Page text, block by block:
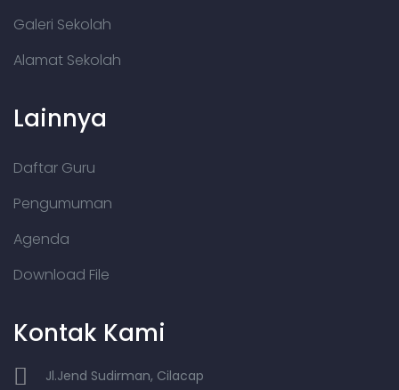
Galeri Sekolah
Alamat Sekolah
Lainnya
Daftar Guru
Pengumuman
Agenda
Download File
Kontak Kami
Jl.Jend Sudirman, Cilacap